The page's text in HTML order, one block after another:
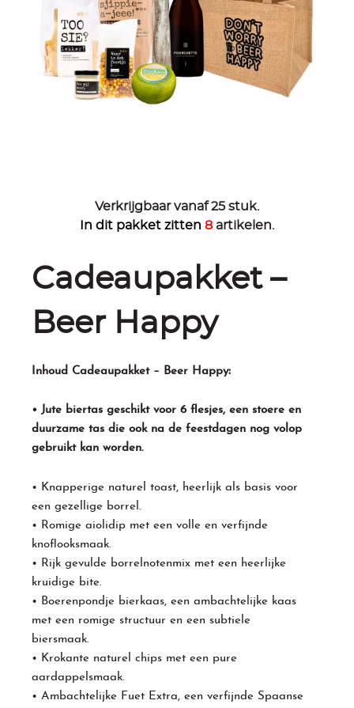
Cadeaupakket –
Beer Happy
Inhoud Cadeaupakket – Beer Happy:
• Jute biertas geschikt voor 6 flesjes, een stoere en
duurzame tas die ook na de feestdagen nog volop
gebruikt kan worden.
• Knapperige naturel toast, heerlijk als basis voor
een gezellige borrel.
• Romige aiolidip met een volle en verfijnde
knoflooksmaak.
• Rijk gevulde borrelnotenmix met een heerlijke
kruidige bite.
• Boerenpondje bierkaas, een ambachtelijke kaas
met een romige structuur en een subtiele
biersmaak.
• Krokante naturel chips met een pure
aardappelsmaak.
• Ambachtelijke Fuet Extra, een verfijnde Spaanse
Verkrijgbaar vanaf 25 stuk.
In dit pakket zitten 8 artikelen.